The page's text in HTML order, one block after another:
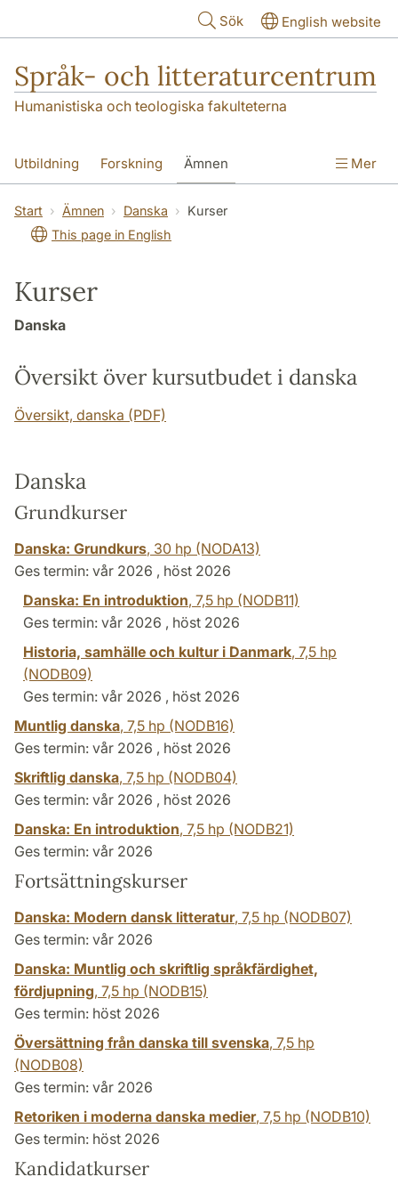
Sök English website
Språk- och litteraturcentrum
Humanistiska och teologiska fakulteterna
Utbildning Forskning Ämnen
SOL-husen Kontakt Institutionen
översättning till svenska
Mer
Start Ämnen Danska
Kurser
This page in English
Kurser
Danska
Översikt över kursutbudet i danska
Översikt, danska (PDF)
Danska
Grundkurser
Danska: Grundkurs, 30 hp (NODA13)
Ges termin: vår 2026 , höst 2026
Danska: En introduktion, 7,5 hp (NODB11)
Ges termin: vår 2026 , höst 2026
Historia, samhälle och kultur i Danmark, 7,5 hp
(NODB09)
Ges termin: vår 2026 , höst 2026
Muntlig danska, 7,5 hp (NODB16)
Ges termin: vår 2026 , höst 2026
Skriftlig danska, 7,5 hp (NODB04)
Ges termin: vår 2026 , höst 2026
Danska: En introduktion, 7,5 hp (NODB21)
Ges termin: vår 2026
Fortsättningskurser
Danska: Modern dansk litteratur, 7,5 hp (NODB07)
Ges termin: vår 2026
Danska: Muntlig och skriftlig språkfärdighet,
fördjupning, 7,5 hp (NODB15)
Ges termin: höst 2026
Översättning från danska till svenska, 7,5 hp
(NODB08)
Ges termin: vår 2026
Retoriken i moderna danska medier, 7,5 hp (NODB10)
Ges termin: höst 2026
Kandidatkurser